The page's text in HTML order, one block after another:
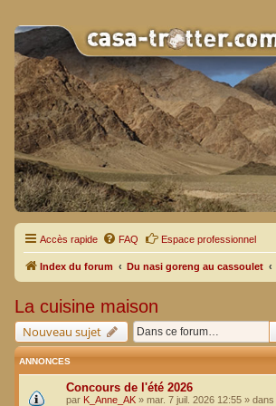
Accès rapide FAQ Espace professionnel
Index du forum Du nasi goreng au cassoulet
La cuisine maison
Nouveau sujet
ANNONCES
Concours de l'été 2026
par K_Anne_AK » mar. 7 juil. 2026 12:55 » dans